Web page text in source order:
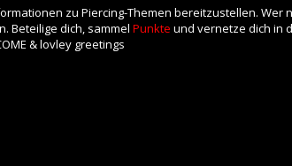
zu Piercing-Themen bereitzustellen. Wer
Beteilige dich, sammel Punkte und vernetze dich in
& lovley greetings